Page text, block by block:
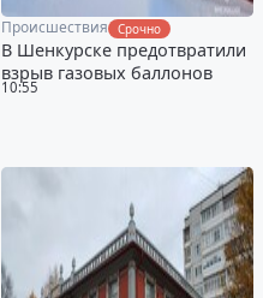
10:55
Происшествия Срочно
В Шенкурске предотвратили
взрыв газовых баллонов